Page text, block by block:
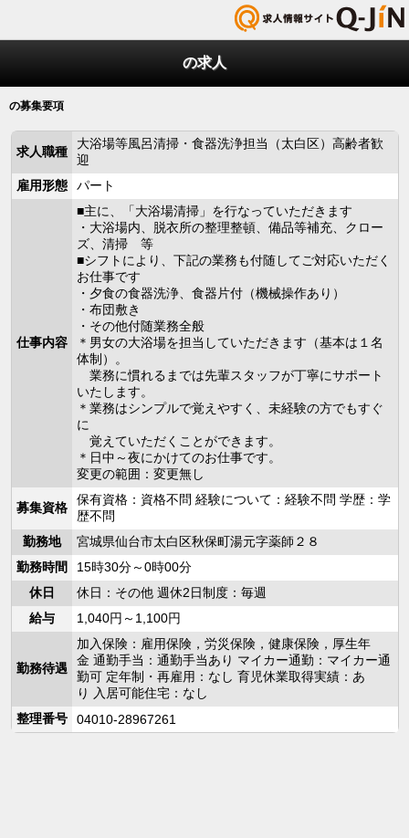
の求人
の募集要項
求人職種
大浴場等風呂清掃・食器洗浄担当（太白区）高齢者歓
迎
雇用形態
パート
仕事内容
■主に、「大浴場清掃」を行なっていただきます
・大浴場内、脱衣所の整理整頓、備品等補充、クロー
ズ、清掃 等
■シフトにより、下記の業務も付随してご対応いただく
お仕事です
・夕食の食器洗浄、食器片付（機械操作あり）
・布団敷き
・その他付随業務全般
＊男女の大浴場を担当していただきます（基本は１名
体制）。
業務に慣れるまでは先輩スタッフが丁寧にサポート
いたします。
＊業務はシンプルで覚えやすく、未経験の方でもすぐ
に
覚えていただくことができます。
＊日中～夜にかけてのお仕事です。
変更の範囲：変更無し
募集資格
保有資格：資格不問 経験について：経験不問 学歴：学
歴不問
勤務地
宮城県仙台市太白区秋保町湯元字薬師２８
勤務時間
15時30分～0時00分
休日
休日：その他 週休2日制度：毎週
給与
1,040円～1,100円
勤務待遇
加入保険：雇用保険，労災保険，健康保険，厚生年
金 通勤手当：通勤手当あり マイカー通勤：マイカー通
勤可 定年制・再雇用：なし 育児休業取得実績：あ
り 入居可能住宅：なし
整理番号
04010-28967261